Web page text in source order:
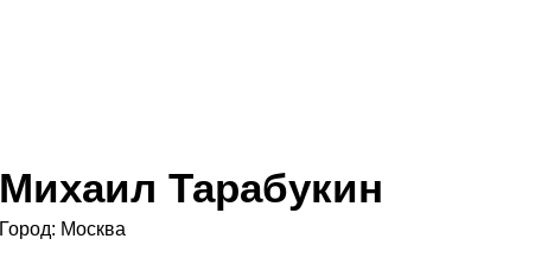
Михаил Тарабукин
Город: Москва